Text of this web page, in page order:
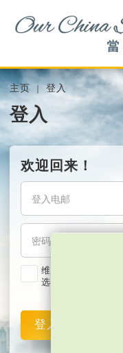
主页 登入
登入
欢迎回来！
维持我的登入状态
选)
登入